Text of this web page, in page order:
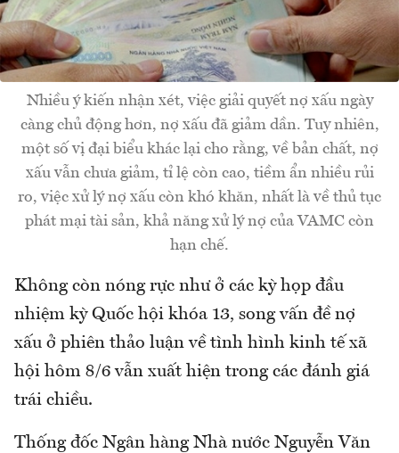
Nhiều ý kiến nhận xét, việc giải quyết nợ xấu ngày
càng chủ động hơn, nợ xấu đã giảm dần. Tuy nhiên,
một số vị đại biểu khác lại cho rằng, về bản chất, nợ
xấu vẫn chưa giảm, tỉ lệ còn cao, tiềm ẩn nhiều rủi
ro, việc xử lý nợ xấu còn khó khăn, nhất là về thủ tục
phát mại tài sản, khả năng xử lý nợ của VAMC còn
hạn chế.
Không còn nóng rực như ở các kỳ họp đầu
nhiệm kỳ Quốc hội khóa 13, song vấn đề nợ
xấu ở phiên thảo luận về tình hình kinh tế xã
hội hôm 8/6 vẫn xuất hiện trong các đánh giá
trái chiều.
Thống đốc Ngân hàng Nhà nước Nguyễn Văn